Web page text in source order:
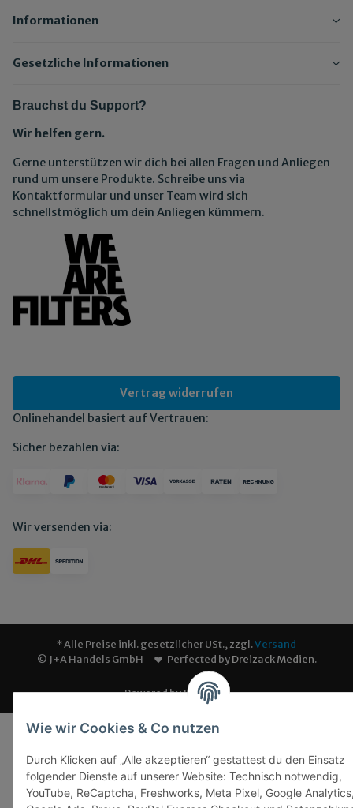
Wie wir Cookies & Co nutzen
Durch Klicken auf „Alle akzeptieren“ gestattest du den Einsatz
folgender Dienste auf unserer Website: Technisch notwendig,
YouTube, ReCaptcha, Freshworks, Meta Pixel, Google
Informationen
Gesetzliche Informationen
Brauchst du Support?
Wir helfen gern.
Gerne unterstützen wir dich bei allen Fragen und Anliegen
rund um unsere Produkte. Schreibe uns via
Kontaktformular und unser Team wird sich
schnellstmöglich um dein Anliegen kümmern.
Vertrag widerrufen
Onlinehandel basiert auf Vertrauen:
Sicher bezahlen via:
Wir versenden via:
* Alle Preise inkl. gesetzlicher USt., zzgl.Versand
© J+A Handels GmbH
Perfected byDreizack Medien.
Powered byJTL-Shop